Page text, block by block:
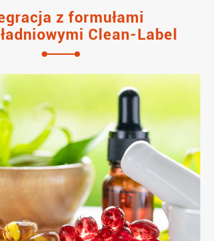
z formułami
Clean-Label